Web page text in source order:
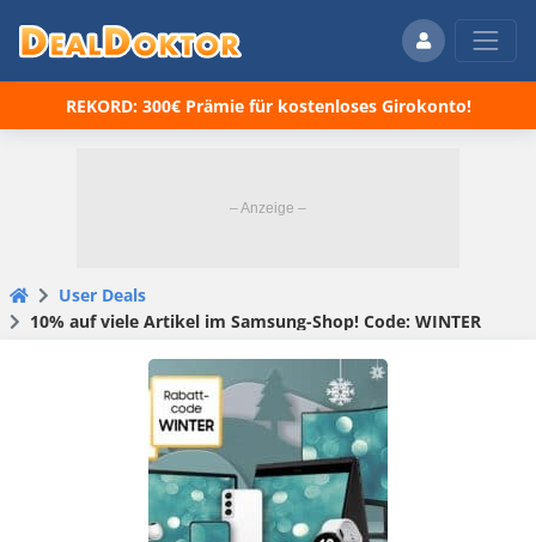
REKORD: 300€ Prämie für kostenloses Girokonto!
User Deals
10% auf viele Artikel im Samsung-Shop! Code: WINTER